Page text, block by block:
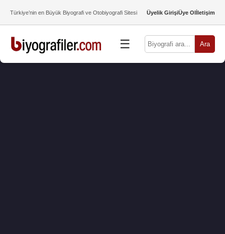
Türkiye’nin en Büyük Biyografi ve Otobiyografi Sitesi Üyelik GirişiÜye Olİletişim
☰ Ara